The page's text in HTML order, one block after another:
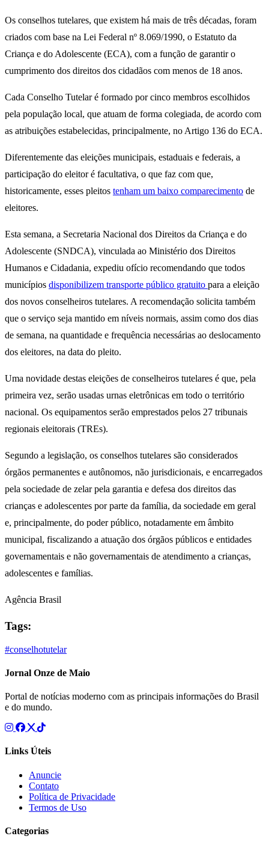
Os conselhos tutelares, que existem há mais de três décadas, foram
criados com base na Lei Federal nº 8.069/1990, o Estatuto da
Criança e do Adolescente (ECA), com a função de garantir o
cumprimento dos direitos dos cidadãos com menos de 18 anos.
Cada Conselho Tutelar é formado por cinco membros escolhidos
pela população local, que atuam de forma colegiada, de acordo com
as atribuições estabelecidas, principalmente, no Artigo 136 do ECA.
Diferentemente das eleições municipais, estaduais e federais, a
participação do eleitor é facultativa, o que faz com que,
historicamente, esses pleitos tenham um baixo comparecimento de
eleitores.
Esta semana, a Secretaria Nacional dos Direitos da Criança e do
Adolescente (SNDCA), vinculada ao Ministério dos Direitos
Humanos e Cidadania, expediu ofício recomendando que todos
municípios disponibilizem transporte público gratuito para a eleição
dos novos conselheiros tutelares. A recomendação solicita também
que o serviço seja mantido em níveis normais, assim como dos dias
de semana, na quantidade e frequência necessárias ao deslocamento
dos eleitores, na data do pleito.
Uma novidade destas eleições de conselheiros tutelares é que, pela
primeira vez, serão usadas urnas eletrônicas em todo o território
nacional. Os equipamentos serão emprestados pelos 27 tribunais
regionais eleitorais (TREs).
Segundo a legislação, os conselhos tutelares são considerados
órgãos permanentes e autônomos, não jurisdicionais, e encarregados
pela sociedade de zelar pela garantia e defesa dos direitos das
crianças e adolescentes por parte da família, da sociedade em geral
e, principalmente, do poder público, notadamente em âmbito
municipal, fiscalizando a atuação dos órgãos públicos e entidades
governamentais e não governamentais de atendimento a crianças,
adolescentes e famílias.
Agência Brasil
Tags:
#conselhotutelar
Jornal Onze de Maio
Portal de notícias moderno com as principais informações do Brasil
e do mundo.
Links Úteis
Anuncie
Contato
Política de Privacidade
Termos de Uso
Categorias